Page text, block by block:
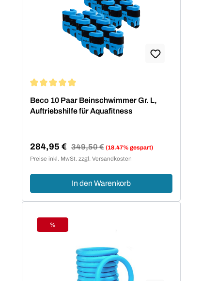
Beco 10 Paar Beinschwimmer Gr. L,
Auftriebshilfe für Aquafitness
Verkaufspreis:
284,95 € Regulärer Preis:
349,50 € (18.47% gespart)
Preise inkl. MwSt. zzgl. Versandkosten
In den Warenkorb
Rabatt
%